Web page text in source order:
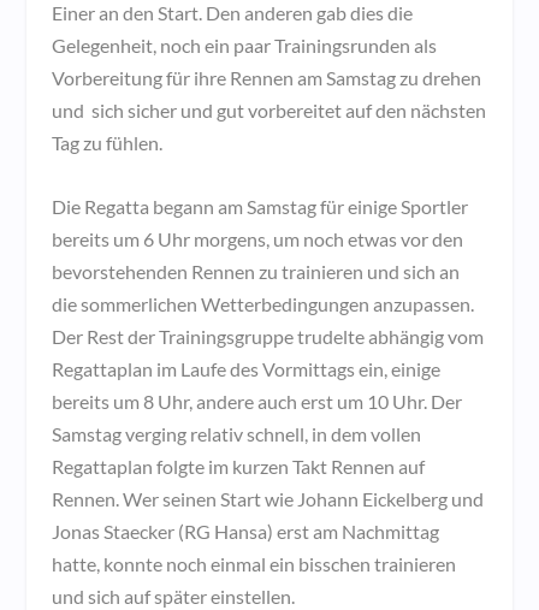
Einer an den Start. Den anderen gab dies die
Gelegenheit, noch ein paar Trainingsrunden als
Vorbereitung für ihre Rennen am Samstag zu drehen
und sich sicher und gut vorbereitet auf den nächsten
Tag zu fühlen.
Die Regatta begann am Samstag für einige Sportler
bereits um 6 Uhr morgens, um noch etwas vor den
bevorstehenden Rennen zu trainieren und sich an
die sommerlichen Wetterbedingungen anzupassen.
Der Rest der Trainingsgruppe trudelte abhängig vom
Regattaplan im Laufe des Vormittags ein, einige
bereits um 8 Uhr, andere auch erst um 10 Uhr. Der
Samstag verging relativ schnell, in dem vollen
Regattaplan folgte im kurzen Takt Rennen auf
Rennen. Wer seinen Start wie Johann Eickelberg und
Jonas Staecker (RG Hansa) erst am Nachmittag
hatte, konnte noch einmal ein bisschen trainieren
und sich auf später einstellen.